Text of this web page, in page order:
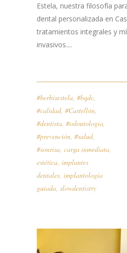
Estela, nuestra filosofía
dental personalizada en
tratamientos integrales y
invasivos....
#berbisestela, #bqdc,
#calidad, #Castellón,
#dentista, #odontologia,
#prevención, #salud,
#sonrisa, carga inmediata,
estética, implantes
dentales, implantología
guiada, slowdentistry